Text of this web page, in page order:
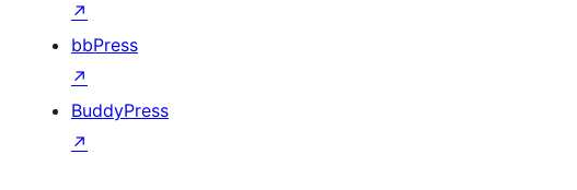
↗
bbPress
↗
BuddyPress
↗